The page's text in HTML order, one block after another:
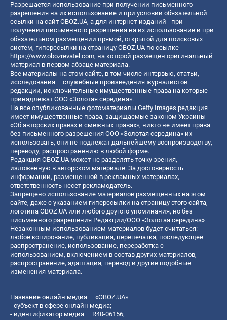
Разрешается использование при получении письменного
разрешения на их использование и при условии обязательной
ссылки на сайт OBOZ.UA, а для интернет-изданий - при
получении письменного разрешения на их использование и при
обязательном размещении прямой, открытой для поисковых
систем, гиперссылки на страницу OBOZ.UA по ссылке
https://www.obozrevatel.com, на которой размещен оригинальный
материал в первом абзаце материала.
Все материалы на этом сайте, в том числе интервью, статьи,
исследования – служебные произведения журналистов
редакции, исключительные имущественные права на которые
принадлежат ООО «Золотая середина».
На все опубликованные фотоматериалы Getty Images редакция
имеет имущественные права, защищаемые законом Украины
«Об авторских правах и смежных правах», никто не имеет права
без письменного разрешения ООО «Золотая середина» их
использовать, они не подлежат дальнейшему воспроизводству,
переводу, распространению в любой форме.
Редакция OBOZ.UA может не разделять точку зрения,
изложенную в авторском материале. За достоверность
информации, размещенной в рекламных материалах,
ответственность несет рекламодатель.
Запрещено использование материалов размещенных на этом
сайте, даже с указанием гиперссылки на страницу этого сайта,
логотипа OBOZ.UA или любого другого упоминания, но без
письменного разрешения Редакции/ООО «Золотая середина»
Незаконным использованием материалов будет считаться:
любое копирование, публикация, перепечатка, последующее
распространение, использование, переработка с
использованием, включением в состав других материалов,
распространение, адаптация, перевод и другие подобные
изменения материала.
Название онлайн медиа — «OBOZ.UA»
- субъект в сфере онлайн медиа;
- идентификатор медиа — R40-06156;